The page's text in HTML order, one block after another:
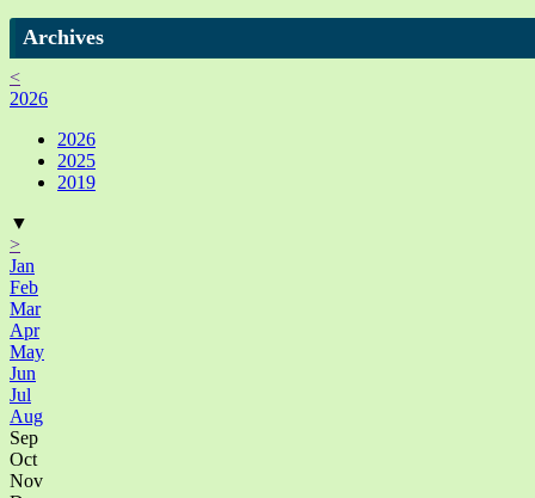
Archives
<
2026
2026
2025
2019
▼
>
Jan
Feb
Mar
Apr
May
Jun
Jul
Aug
Sep
Oct
Nov